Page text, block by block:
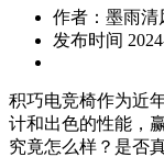
作者：墨雨清
发布时间
积巧电竞椅作为近
计和出色的性能，
究竟怎么样？是否